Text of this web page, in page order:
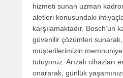
hizmeti sunan uzman
aletleri konusundaki
karşılamaktadır. Bosch’un
güvenilir çözümleri
müşterilerimizin
tutuyoruz. Arızalı cihazları
onararak, günlük